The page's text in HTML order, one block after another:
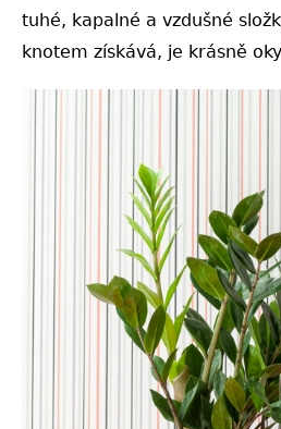
tuhé, kapalné a vzdušné
knotem získává, je krásně